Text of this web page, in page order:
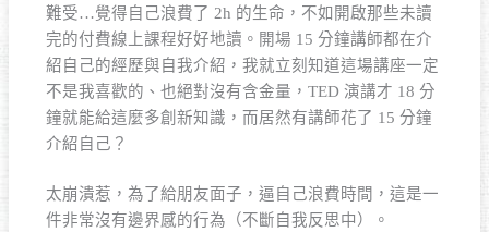
難受…覺得自己浪費了 2h 的生命，不如開啟那些未讀
完的付費線上課程好好地讀。開場 15 分鐘講師都在介
紹自己的經歷與自我介紹，我就立刻知道這場講座一定
不是我喜歡的、也絕對沒有含金量，TED 演講才 18 分
鐘就能給這麼多創新知識，而居然有講師花了 15 分鐘
介紹自己？
太崩潰惹，為了給朋友面子，逼自己浪費時間，這是一
件非常沒有邊界感的行為（不斷自我反思中）。